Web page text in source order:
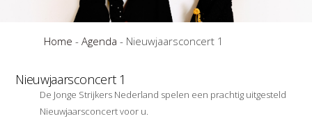
Home - Agenda - Nieuwjaarsconcert 1
Nieuwjaarsconcert 1
De Jonge Strijkers Nederland spelen een prachtig uitgesteld
Nieuwjaarsconcert voor u.